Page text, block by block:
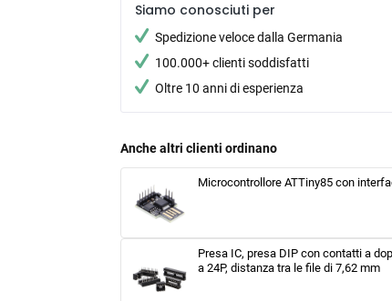
Siamo conosciuti per
Spedizione veloce dalla Germania
100.000+ clienti soddisfatti
Oltre 10 anni di esperienza
Anche altri clienti ordinano
Microcontrollore ATTiny85 con
Presa IC, presa DIP con contatti a
a 24P, distanza tra le file di 7,62 mm